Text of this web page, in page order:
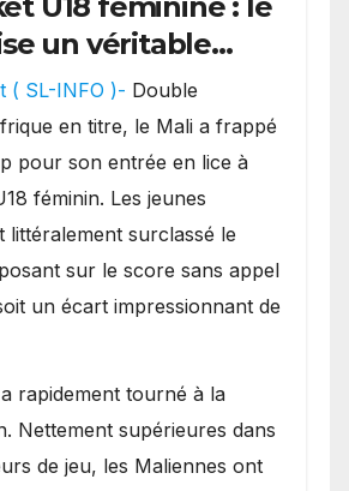
U18 féminine : le
un véritable
et inflige
défaite au
( SL-INFO )- Double
en titre, le Mali a frappé
pour son entrée en lice à
féminin. Les jeunes
littéralement surclassé le
sur le score sans appel
un écart impressionnant de
rapidement tourné à la
Nettement supérieures dans
de jeu, les Maliennes ont